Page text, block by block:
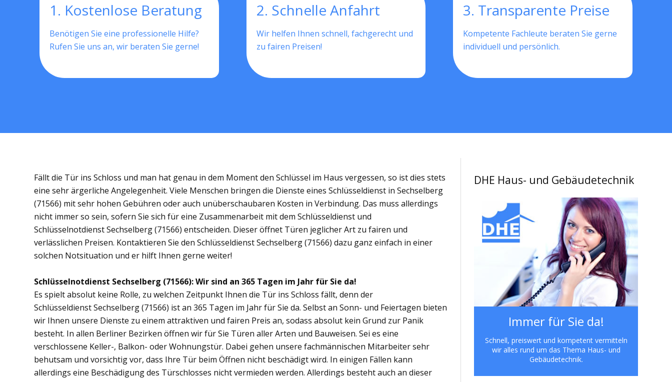
1. Kostenlose Beratung
Benötigen Sie eine professionelle Hilfe?
Rufen Sie uns an, wir beraten Sie gerne!
2. Schnelle Anfahrt
Wir helfen Ihnen schnell, fachgerecht und
zu fairen Preisen!
3. Transparente Preise
Kompetente Fachleute beraten Sie gerne
individuell und persönlich.
DHE Haus- und Gebäudetechnik
Immer für Sie da!
Schnell, preiswert und kompetent vermitteln
wir alles rund um das Thema Haus- und
Gebäudetechnik.
Fällt die Tür ins Schloss und man hat genau in dem Moment den Schlüssel im Haus vergessen, so ist dies stets
eine sehr ärgerliche Angelegenheit. Viele Menschen bringen die Dienste eines Schlüsseldienst in Sechselberg
(71566) mit sehr hohen Gebühren oder auch unüberschaubaren Kosten in Verbindung. Das muss allerdings
nicht immer so sein, sofern Sie sich für eine Zusammenarbeit mit dem Schlüsseldienst und
Schlüsselnotdienst Sechselberg (71566) entscheiden. Dieser öffnet Türen jeglicher Art zu fairen und
verlässlichen Preisen. Kontaktieren Sie den Schlüsseldienst Sechselberg (71566) dazu ganz einfach in einer
solchen Notsituation und er hilft Ihnen gerne weiter!
Schlüsselnotdienst Sechselberg (71566): Wir sind an 365 Tagen im Jahr für Sie da!
Es spielt absolut keine Rolle, zu welchen Zeitpunkt Ihnen die Tür ins Schloss fällt, denn der
Schlüsseldienst Sechselberg (71566) ist an 365 Tagen im Jahr für Sie da. Selbst an Sonn- und Feiertagen bieten
wir Ihnen unsere Dienste zu einem attraktiven und fairen Preis an, sodass absolut kein Grund zur Panik
besteht. In allen Berliner Bezirken öffnen wir für Sie Türen aller Arten und Bauweisen. Sei es eine
verschlossene Keller-, Balkon- oder Wohnungstür. Dabei gehen unsere fachmännischen Mitarbeiter sehr
behutsam und vorsichtig vor, dass Ihre Tür beim Öffnen nicht beschädigt wird. In einigen Fällen kann
allerdings eine Beschädigung des Türschlosses nicht vermieden werden. Allerdings besteht auch an dieser